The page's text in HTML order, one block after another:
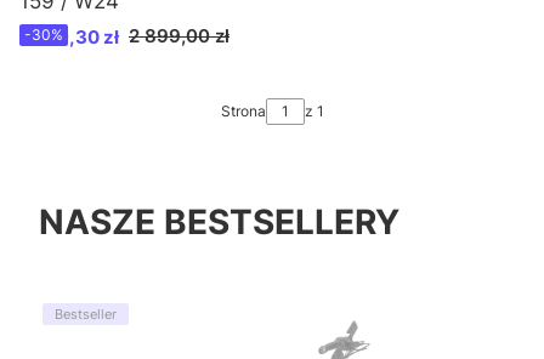
Cena promocyjna
2 029,30 zł 2 899,00 zł
-30%
Strona z 1
NASZE BESTSELLERY
Bestseller